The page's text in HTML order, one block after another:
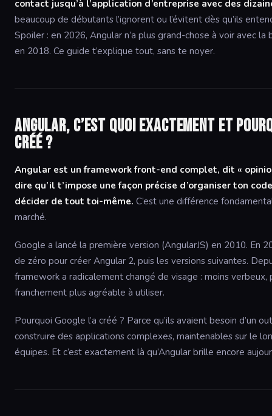
contact jusqu’à l’application d’entreprise avec des
beaucoup de débutants l’ignorent ou l’évitent dès qu’ils
Spoiler : en 2026, Angular n’a plus grand-chose à voir avec
en 2018. Ce guide t’explique tout, sans te noyer.
Angular, c’est quoi exactement et
créé ?
Angular est un framework front-end complet, dit «
dire qu’il t’impose une façon précise d’organiser ton
décider de tout toi-même. C’est une différence
marché.
Google a lancé la première version (AngularJS) en 2010. En
de zéro pour créer Angular 2, puis les versions suivantes.
framework a radicalement changé de visage : moins verbeux,
franchement plus agréable à utiliser.
Pourquoi Google l’a créé ? Parce qu’ils avaient besoin d’un
construire des applications complexes, maintenables sur le
équipes. Et c’est exactement là qu’Angular brille encore